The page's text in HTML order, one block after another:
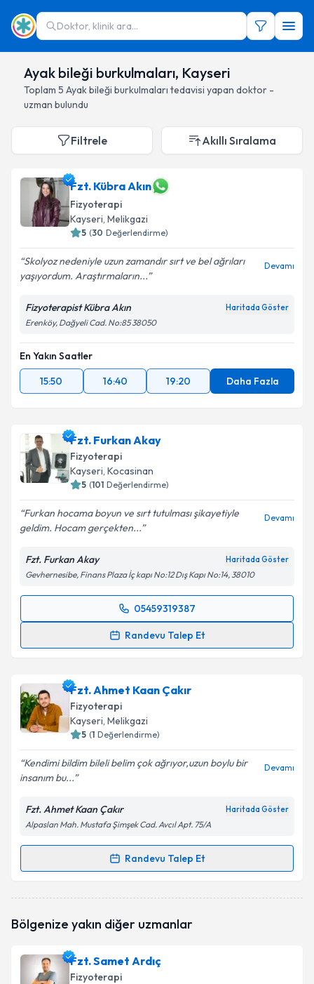
Doktor, klinik ara...
Ayak bileği burkulmaları, Kayseri
Toplam 5 Ayak bileği burkulmaları tedavisi yapan doktor -
uzman bulundu
Filtrele Akıllı Sıralama
Fzt. Kübra Akın
Fizyoterapi
Kayseri, Melikgazi
5 (30 Değerlendirme)
Skolyoz nedeniyle uzun zamandır sırt ve bel ağrıları
yaşıyordum. Araştırmaların...
Devamı
Fizyoterapist Kübra Akın Haritada Göster
Erenköy, Dağyeli Cad. No:85 38050
En Yakın Saatler
15:50
16:40 19:20 Daha Fazla
Fzt. Furkan Akay
Fizyoterapi
Kayseri, Kocasinan
5 (101 Değerlendirme)
Furkan hocama boyun ve sırt tutulması şikayetiyle
geldim. Hocam gerçekten...
Devamı
Fzt. Furkan Akay Haritada Göster
Gevhernesibe, Finans Plaza İç kapı No:12 Dış Kapı No:14, 38010
05459319387
Randevu Talep Et
Randevu Takvimi Talebi
takvim hazırlandığında e-posta ile bilgilendireceğiz.
E-posta Adresiniz
kapsamda işlenmesini kabul ediyorum.
Takvim Talebini Gönder
Fzt. Ahmet Kaan Çakır
Fizyoterapi
Kayseri, Melikgazi
5 (1 Değerlendirme)
Kendimi bildim bileli belim çok ağrıyor,uzun boylu bir
insanım bu...
Devamı
Fzt. Ahmet Kaan Çakır Haritada Göster
Alpaslan Mah. Mustafa Şimşek Cad. Avcıl Apt. 75/A
Randevu Talep Et
Randevu Takvimi Talebi
oluşturun. Size bu uzmandan randevu almanız için bir
E-posta Adresiniz
Bölgenize yakın diğer uzmanlar
Fzt. Samet Ardıç
Fizyoterapi